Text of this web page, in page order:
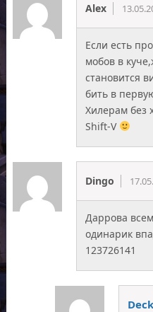
Alex
Если есть
мобов в
становится
бить в
Хилерам без
Shift-V
Dingo
Даррова
одинарик
123726141